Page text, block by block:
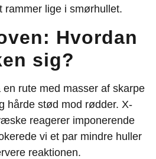
lige i smørhullet.
Hvordan
sig?
rute med masser af skarpe
hårde stød mod rødder. X-
reagerer imponerende
vi et par mindre huller
reaktionen.